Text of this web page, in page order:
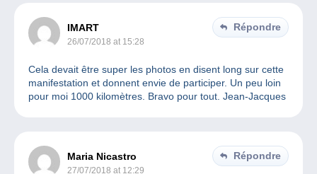
IMART
26/07/2018 at 15:28
Répondre
Cela devait être super les photos en disent long sur cette
manifestation et donnent envie de participer. Un peu loin
pour moi 1000 kilomètres. Bravo pour tout. Jean-Jacques
Maria Nicastro
27/07/2018 at 12:29
Répondre